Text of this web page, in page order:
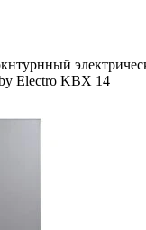
Electro KBX 14